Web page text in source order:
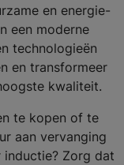
en energie-
een moderne
technologieën
en transformeer
kwaliteit.
te kopen of te
aan vervanging
Zorg dat